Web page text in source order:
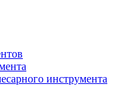
инструмента